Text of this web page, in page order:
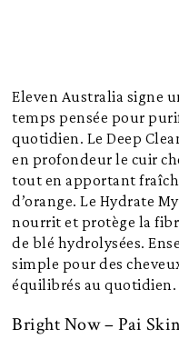
Eleven Australia signe
temps pensée pour
quotidien. Le Deep
en profondeur le cuir
tout en apportant
d’orange. Le Hydrate
nourrit et protège la
de blé hydrolysées.
simple pour des
équilibrés au quotidien.
Bright Now – Pai